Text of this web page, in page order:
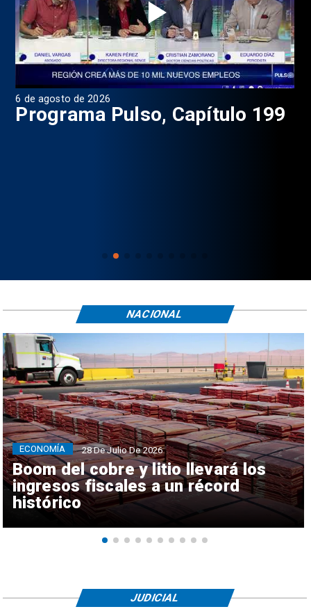
4 de agosto de 2026
Programa Pulso, Capítulo 198
Boom del cobre y litio llevará los
ingresos fiscales a un récord
histórico
ECONOMÍA 28 De Julio De 2026
NACIONAL
JUDICIAL